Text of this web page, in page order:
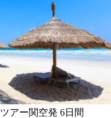
ツアー関空発 6日間